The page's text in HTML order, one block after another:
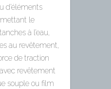
d’éléments
le
à l’eau,
au revêtement,
de traction
revêtement
souple ou film